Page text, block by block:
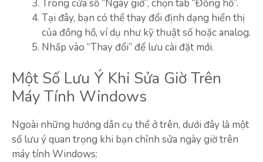
Trong cửa sổ “Ngày giờ”, chọn tab “Đồng hồ”.
Tại đây, bạn có thể thay đổi định dạng hiển thị
của đồng hồ, ví dụ như kỹ thuật số hoặc analog.
Nhấp vào “Thay đổi” để lưu cài đặt mới.
Một Số Lưu Ý Khi Sửa Giờ Trên
Máy Tính Windows
Ngoài những hướng dẫn cụ thể ở trên, dưới đây là một
số lưu ý quan trọng khi bạn chỉnh sửa ngày giờ trên
máy tính Windows: